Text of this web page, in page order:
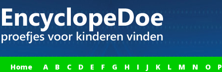
Home A B C D E F G H I J K L M N O P